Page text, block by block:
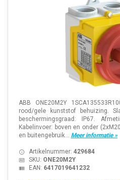
ABB ONE20M2Y
rood/gele kunststof behuizing.
beschermingsgraad: IP67.
Kabelinvoer: boven en onder
en buitengebruik... Meer informatie »
Artikelnummer: 429684
SKU: ONE20M2Y
EAN: 6417019641232